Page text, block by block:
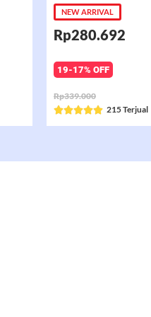
NEW ARRIVAL
Rp280.692
19-17% OFF
Rp339.000
Rated
5
of
215 Terjual